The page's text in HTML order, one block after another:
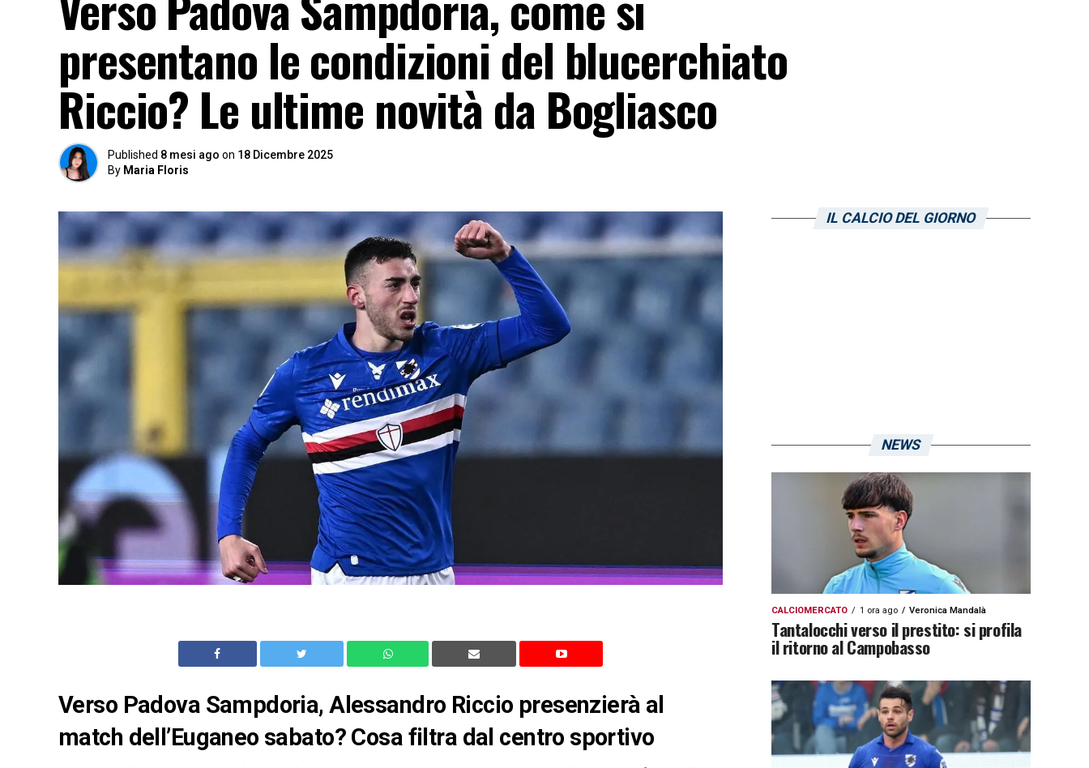
presentano le condizioni del blucerchiato
Riccio? Le ultime novità da Bogliasco
Published 8 mesi ago on 18 Dicembre 2025
By Maria Floris
Verso Padova Sampdoria, Alessandro Riccio presenzierà al
match dell’Euganeo sabato? Cosa filtra dal centro sportivo
IL CALCIO DEL GIORNO
NEWS
CALCIOMERCATO 1 ora ago Veronica Mandalà
Tantalocchi verso il prestito: si profila
il ritorno al Campobasso